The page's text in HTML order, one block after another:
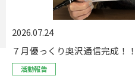
2026.07.24
７月優っくり奥沢通信完成！！
活動報告